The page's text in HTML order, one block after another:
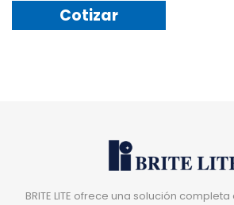
Cotizar
BRITE LITE ofrece una solución